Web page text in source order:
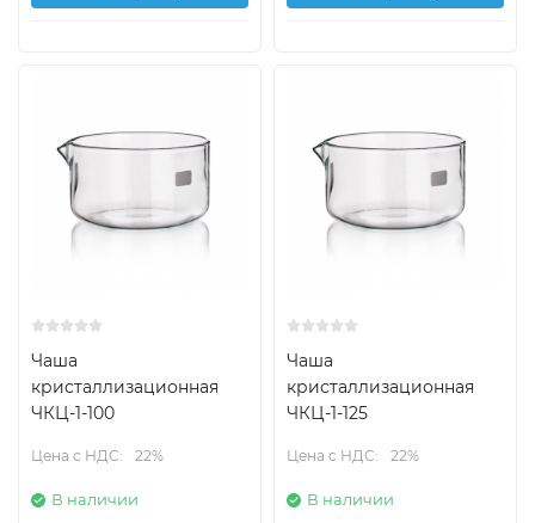
Чаша
кристаллизационная
ЧКЦ-1-100
Цена с НДС: 22%
В наличии
Чаша
кристаллизационная
ЧКЦ-1-125
Цена с НДС: 22%
В наличии